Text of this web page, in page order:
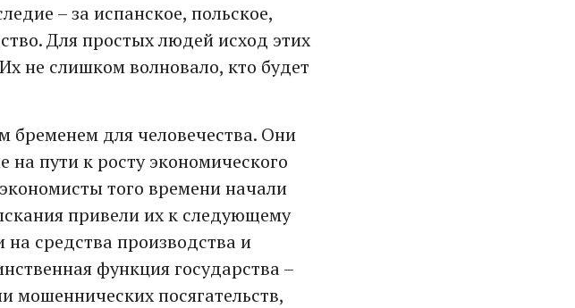
– за испанское, польское,
Для простых людей исход этих
не слишком волновало, кто будет
для человечества. Они
на пути к росту экономического
того времени начали
привели их к следующему
на средства производства и
функция государства –
мошеннических посягательств,